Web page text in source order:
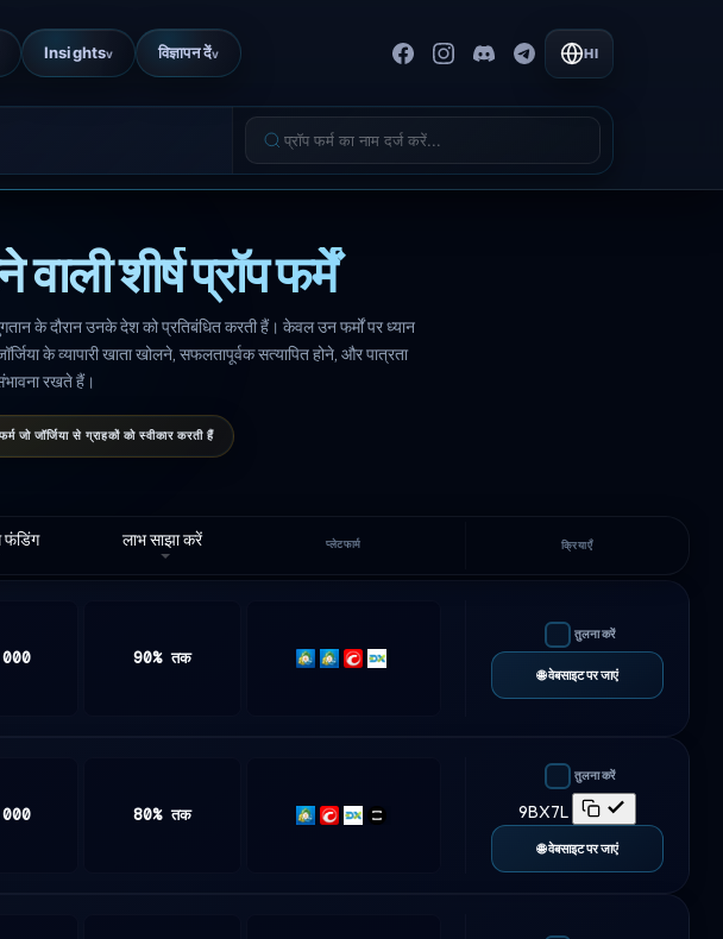
Insightsv विज्ञापन देंv HI
शीर्ष प्रॉप फर्में
के दौरान उनके देश को प्रतिबंधित करती हैं। केवल उन फर्मों पर ध्यान
के व्यापारी खाता खोलने, सफलतापूर्वक सत्यापित होने, और पात्रता
रखते हैं।
जो जॉर्जिया से ग्राहकों को स्वीकार करती हैं
लाभ साझा करें प्लेटफार्म क्रियाएँ
90% तक MT4MT5cTrader
DXtrade
तुलना करें
🌐 वेबसाइट पर जाएं
80% तक MT5cTrader
DXtrade
TradeLocker
तुलना करें
9BX7L
🌐 वेबसाइट पर जाएं